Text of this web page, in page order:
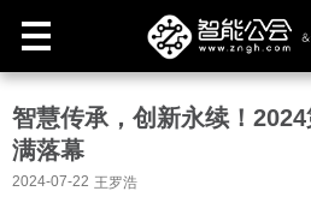
智慧传承，创新永续！
满落幕
2024-07-22 王罗浩